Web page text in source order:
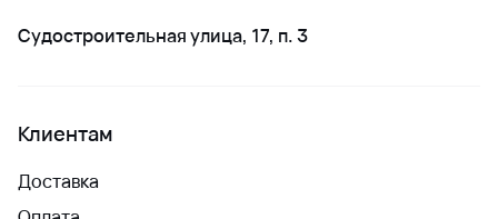
Судостроительная улица, 17, п. 3
Клиентам
Доставка